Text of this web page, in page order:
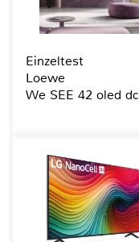
Einzeltest
Loewe
We SEE 42 oled dc